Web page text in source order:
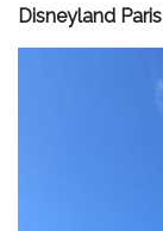
Disneyland